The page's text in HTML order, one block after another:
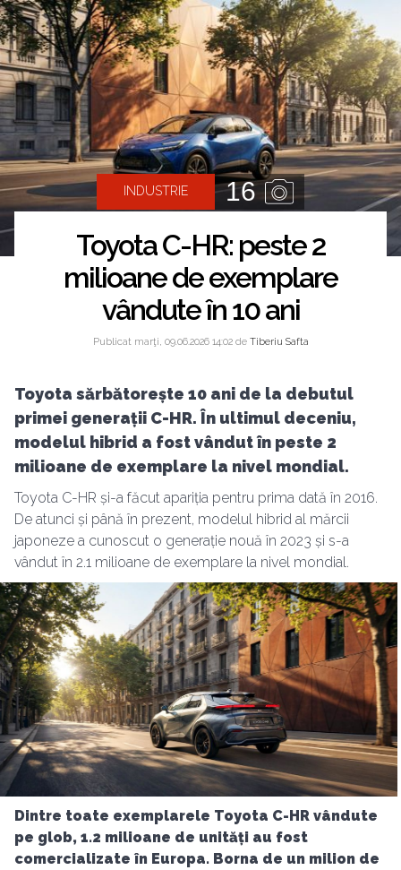
INDUSTRIE 16
Toyota C-HR: peste 2
milioane de exemplare
vândute în 10 ani
Publicat marţi, 09.06.2026 14:02 de Tiberiu Safta
Toyota sărbătorește 10 ani de la debutul
primei generații C-HR. În ultimul deceniu,
modelul hibrid a fost vândut în peste 2
milioane de exemplare la nivel mondial.
Toyota C-HR și-a făcut apariția pentru prima dată în 2016.
De atunci și până în prezent, modelul hibrid al mărcii
japoneze a cunoscut o generație nouă în 2023 și s-a
vândut în 2.1 milioane de exemplare la nivel mondial.
Dintre toate exemplarele Toyota C-HR vândute
pe glob, 1.2 milioane de unități au fost
comercializate în Europa. Borna de un milion de